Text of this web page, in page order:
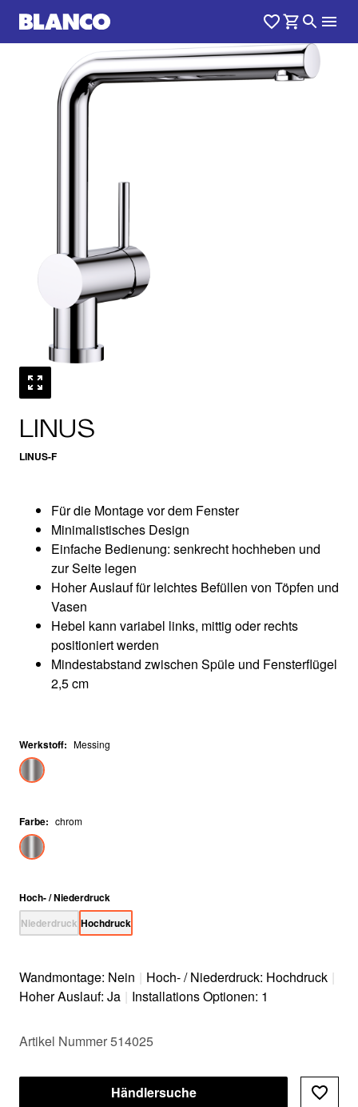
LINUS
LINUS-F
1 /
Für die Montage vor dem Fenster
Minimalistisches Design
Einfache Bedienung: senkrecht hochheben und
zur Seite legen
Hoher Auslauf für leichtes Befüllen von Töpfen und
Vasen
Hebel kann variabel links, mittig oder rechts
positioniert werden
Mindestabstand zwischen Spüle und Fensterflügel
2,5 cm
Werkstoff: Messing
Farbe: chrom
Hoch- / Niederdruck
Niederdruck Hochdruck
Wandmontage: Nein | Hoch- / Niederdruck: Hochdruck |
Hoher Auslauf: Ja | Installations Optionen: 1
Artikel Nummer 514025
Händlersuche